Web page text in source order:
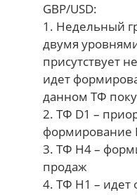
GBP/USD:
1. Недельный
двумя
присутствует
идет
данном ТФ
2. ТФ D1 –
формирование
3. ТФ H4 –
продаж
4. ТФ H1 –